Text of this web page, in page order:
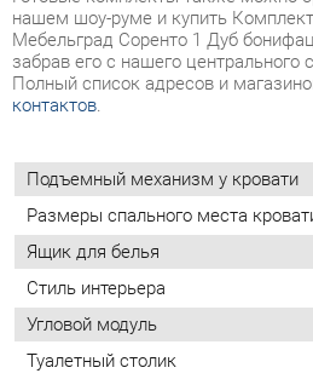
Подъемный механизм у кровати
Размеры спального места
Ящик для белья
Стиль интерьера
Туалетный столик
Мягкое изголовье
Материал
Цвет
ОТЗЫВЫ